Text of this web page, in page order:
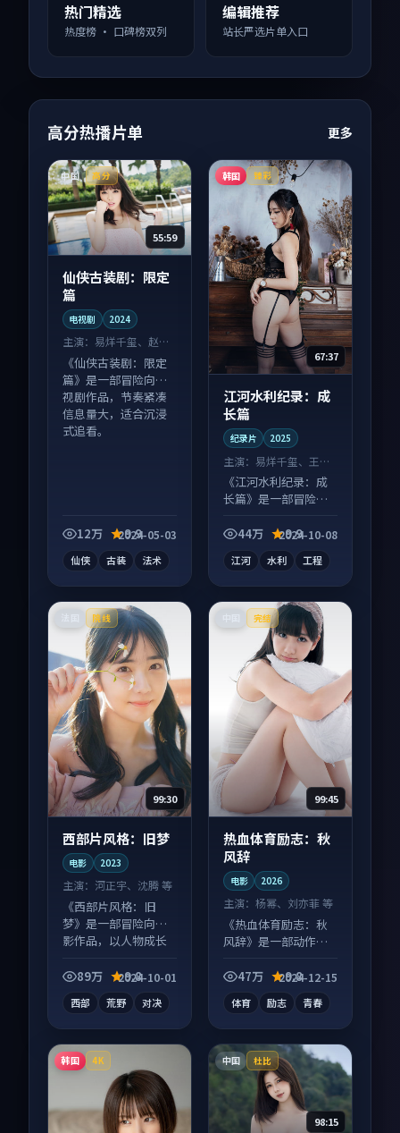
热门精选
热度榜 · 口碑榜双列
编辑推荐
站长严选片单入口
高分热播片单 更多
中国 高分
55:59
仙侠古装剧：限定
篇
电视剧 2024
主演： 易烊千玺、赵丽
颖 等
《仙侠古装剧：限定
篇》是一部冒险向电
视剧作品，节奏紧凑
信息量大，适合沉浸
式追看。
12万 9.9
2024-05-03
仙侠 古装 法术
韩国 臻彩
67:37
江河水利纪录：成
长篇
纪录片 2025
主演： 易烊千玺、王凯
等
《江河水利纪录：成
长篇》是一部冒险向
屏端观看，细节更丰
44万 9.9
2024-10-08
江河 水利 工程
院线
99:30
西部片风格：旧梦
电影 2023
主演： 河正宇、沈腾 等
《西部片风格：旧
梦》是一部冒险向电
影作品，以人物成长
实。89万 9.8
2024-10-01
西部 荒野 对决
完结
99:45
热血体育励志：秋
风辞
电影 2026
主演：杨幂、刘亦菲 等
《热血体育励志：秋
风辞》是一部动作向
发酵，适合周末一口
47万 9.8
2024-12-15
体育 励志 青春
韩国 4K 中国 杜比
98:15